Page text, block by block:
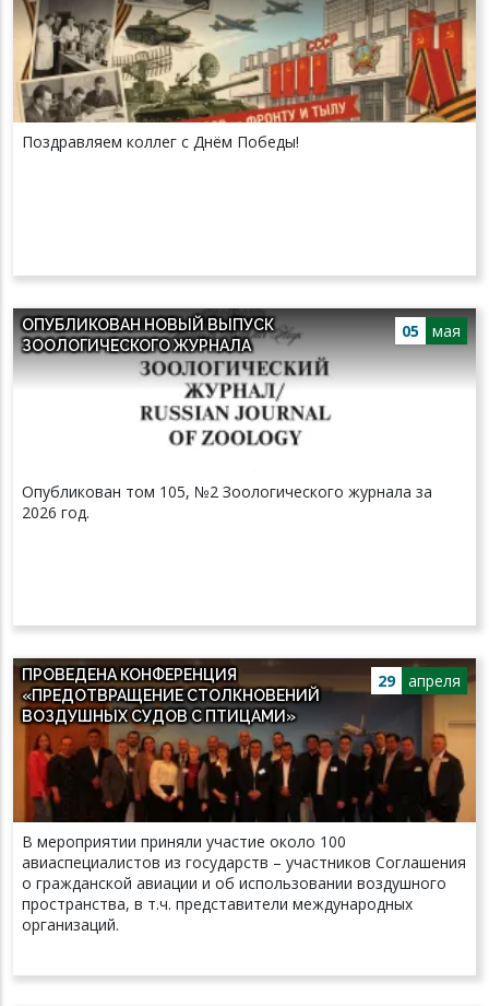
Поздравляем коллег с Днём Победы!
05 мая
ОПУБЛИКОВАН НОВЫЙ ВЫПУСК
ЗООЛОГИЧЕСКОГО ЖУРНАЛА
Опубликован том 105, №2 Зоологического журнала за
2026 год.
29 апреля
ПРОВЕДЕНА КОНФЕРЕНЦИЯ
«ПРЕДОТВРАЩЕНИЕ СТОЛКНОВЕНИЙ
ВОЗДУШНЫХ СУДОВ С ПТИЦАМИ»
В мероприятии приняли участие около 100
авиаспециалистов из государств – участников Соглашения
о гражданской авиации и об использовании воздушного
пространства, в т.ч. представители международных
организаций.